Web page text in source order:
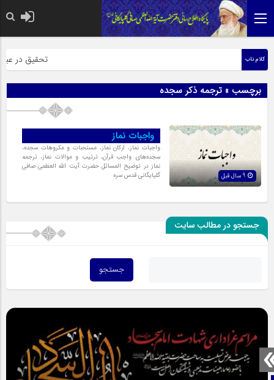
کلام ناب تحقیق در
برچسب » ترجمه ذکر سجده
واجبات نماز
واجبات نماز، ارکان نماز، مستحبات و مکروهات سجده،
سجده‌های واجب قرآن، ترتیب و موالات نماز، ترجمه
نماز در توضیح المسائل حضرت آیت الله العظمی صافی
گلپایگانی قدس سره
جستجو در مطالب سایت